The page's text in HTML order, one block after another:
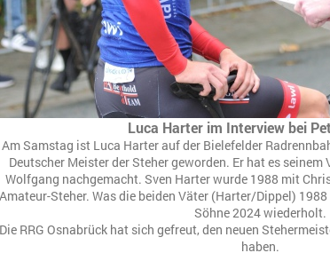
Luca Harter im Interview bei
Am Samstag ist Luca Harter auf der Bielefelder
Deutscher Meister der Steher geworden. Er hat es
Wolfgang nachgemacht. Sven Harter wurde 1988 mit
Amateur-Steher. Was die beiden Väter (Harter/Dippel)
Söhne 2024 wiederholt.
Die RRG Osnabrück hat sich gefreut, den neuen
haben.